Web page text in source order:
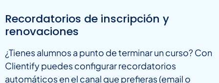
Recordatorios de inscripción y
renovaciones
¿Tienes alumnos a punto de terminar un curso? Con
Clientify puedes configurar recordatorios
automáticos en el canal que prefieras (email o